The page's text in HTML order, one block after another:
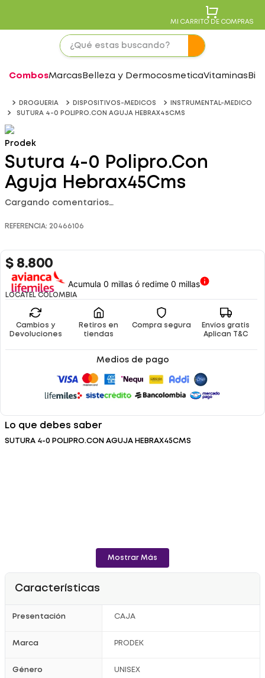
MI CARRITO DE COMPRAS
CombosMarcas Belleza y DermocosmeticaVitaminas
DROGUERIA DISPOSITIVOS-MEDICOS
INSTRUMENTAL-MEDICO
SUTURA 4-0 POLIPRO.CON AGUJA HEBRAX45CMS
Prodek
Sutura 4-0 Polipro.Con
Aguja Hebrax45Cms
Cargando comentarios…
REFERENCIA: 20466106
$ 8.800
Acumula 0 millas ó redime 0 millas
LOCATEL COLOMBIA
Cambios y
Devoluciones
Retiros en
tiendas
Compra segura
Envíos gratis
Aplican T&C
Medios de pago
Lo que debes saber
SUTURA 4-0 POLIPRO.CON AGUJA HEBRAX45CMS
Mostrar Más
Características
Presentación CAJA
Marca PRODEK
Género UNISEX